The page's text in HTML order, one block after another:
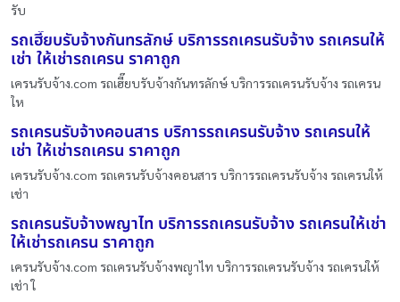
รับ
รถเฮี๊ยบรับจ้างกันทรลักษ์ บริการรถเครนรับจ้าง รถเครนให้
เช่า ให้เช่ารถเครน ราคาถูก
เครนรับจ้าง.com รถเฮี๊ยบรับจ้างกันทรลักษ์ บริการรถเครนรับจ้าง รถเครน
ให
รถเครนรับจ้างคอนสาร บริการรถเครนรับจ้าง รถเครนให้
เช่า ให้เช่ารถเครน ราคาถูก
เครนรับจ้าง.com รถเครนรับจ้างคอนสาร บริการรถเครนรับจ้าง รถเครนให้
เช่า
รถเครนรับจ้างพญาไท บริการรถเครนรับจ้าง รถเครนให้เช่า
ให้เช่ารถเครน ราคาถูก
เครนรับจ้าง.com รถเครนรับจ้างพญาไท บริการรถเครนรับจ้าง รถเครนให้
เช่า ใ